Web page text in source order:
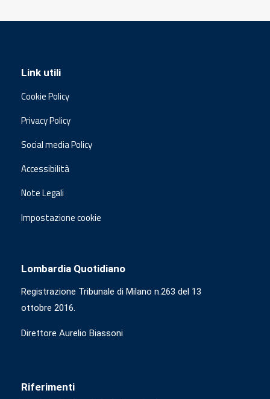
Link utili
Cookie Policy
Privacy Policy
Social media Policy
Accessibilità
Note Legali
Impostazione cookie
Lombardia Quotidiano
Registrazione Tribunale di Milano n.263 del 13
ottobre 2016.
Direttore Aurelio Biassoni
Riferimenti